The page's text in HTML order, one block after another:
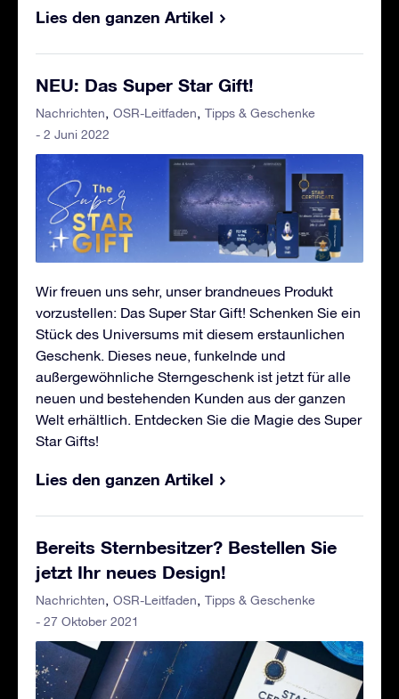
Lies den ganzen Artikel
NEU: Das Super Star Gift!
Nachrichten OSR-Leitfaden
Tipps & Geschenke
- 2 Juni 2022
Wir freuen uns sehr, unser brandneues Produkt
vorzustellen: Das Super Star Gift! Schenken Sie ein
Stück des Universums mit diesem erstaunlichen
Geschenk. Dieses neue, funkelnde und
außergewöhnliche Sterngeschenk ist jetzt für alle
neuen und bestehenden Kunden aus der ganzen
Welt erhältlich. Entdecken Sie die Magie des Super
Star Gifts!
Lies den ganzen Artikel
Bereits Sternbesitzer? Bestellen Sie
jetzt Ihr neues Design!
Nachrichten OSR-Leitfaden
Tipps & Geschenke
- 27 Oktober 2021